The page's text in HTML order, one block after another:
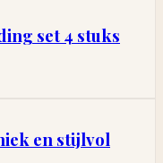
set 4 stuks
en stijlvol